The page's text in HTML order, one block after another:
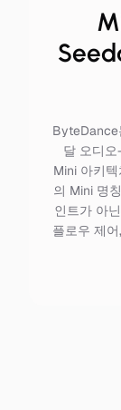
ByteDance
달 오디
Mini 아키
의 Mini 명
인트가 아
플로우 제